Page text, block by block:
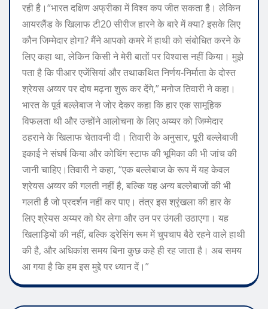
रही है।“भारत दक्षिण अफ्रीका में विश्व कप जीत सकता है। लेकिन
आयरलैंड के खिलाफ टी20 सीरीज हारने के बारे में क्या? इसके लिए
कौन जिम्मेदार होगा? मैंने आपको कमरे में हाथी को संबोधित करने के
लिए कहा था, लेकिन किसी ने मेरी बातों पर विश्वास नहीं किया। मुझे
पता है कि पीआर एजेंसियां ​​और तथाकथित निर्णय-निर्माता के दोस्त
श्रेयस अय्यर पर दोष मढ़ना शुरू कर देंगे,” मनोज तिवारी ने कहा।
भारत के पूर्व बल्लेबाज ने जोर देकर कहा कि हार एक सामूहिक
विफलता थी और उन्होंने आलोचना के लिए अय्यर को जिम्मेदार
ठहराने के खिलाफ चेतावनी दी। तिवारी के अनुसार, पूरी बल्लेबाजी
इकाई ने संघर्ष किया और कोचिंग स्टाफ की भूमिका की भी जांच की
जानी चाहिए।तिवारी ने कहा, “एक बल्लेबाज के रूप में यह केवल
श्रेयस अय्यर की गलती नहीं है, बल्कि यह अन्य बल्लेबाजों की भी
गलती है जो प्रदर्शन नहीं कर पाए। तंत्र इस श्रृंखला की हार के
लिए श्रेयस अय्यर को घेर लेगा और उन पर उंगली उठाएगा। यह
खिलाड़ियों की नहीं, बल्कि ड्रेसिंग रूम में चुपचाप बैठे रहने वाले हाथी
की है, और अधिकांश समय बिना कुछ कहे ही रह जाता है। अब समय
आ गया है कि हम इस मुद्दे पर ध्यान दें।”